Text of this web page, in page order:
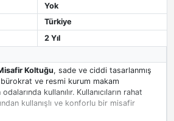
Yok
Türkiye
2 Yıl
Koltuğu, sade ve ciddi tasarlanmış
ve resmi kurum makam
kullanılır. Kullanıcıların rahat
kullanışlı ve konforlu bir misafir